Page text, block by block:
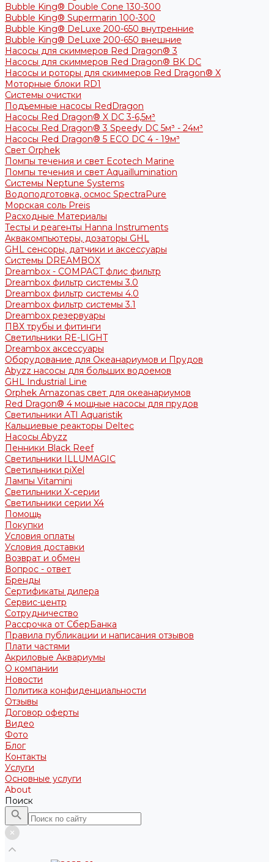
Bubble King® Double Cone 130-300
Bubble King® Supermarin 100-300
Bubble King® DeLuxe 200-650 внутренние
Bubble King® DeLuxe 200-650 внешние
Насосы для скиммеров Red Dragon® 3
Насосы для скиммеров Red Dragon® BK DC
Насосы и роторы для скиммеров Red Dragon® X
Моторные блоки RD1
Системы очистки
Подъемные насосы RedDragon
Насосы Red Dragon® X DC 3-6,5м³
Насосы Red Dragon® 3 Speedy DC 5м³ - 24м³
Насосы Red Dragon® 5 ECO DC 4 - 19м³
Свет Orphek
Помпы течения и свет Ecotech Marine
Помпы течения и свет Aquaillumination
Системы Neptune Systems
Водоподготовка, осмос SpectraPure
Морская соль Preis
Расходные Материалы
Тесты и реагенты Hanna Instruments
Аквакомпьютеры, дозаторы GHL
GHL сенсоры, датчики и аксессуары
Системы DREAMBOX
Dreambox - COMPACT флис фильтр
Dreambox фильтр системы 3.0
Dreambox фильтр системы 4.0
Dreambox фильтр системы 3.1
Dreambox резервуары
ПВХ трубы и фитинги
Светильники RE-LIGHT
Dreambox аксессуары
Оборудование для Океанариумов и Прудов
Abyzz насосы для больших водоемов
GHL Industrial Line
Orphek Amazonas свет для океанариумов
Red Dragon® 4 мощные насосы для прудов
Светильники ATI Aquaristik
Кальциевые реакторы Deltec
Насосы Abyzz
Пенники Black Reef
Светильники ILLUMAGIC
Светильники piXel
Лампы Vitamini
Светильники X-серии
Светильники серии X4
Помощь
Покупки
Условия оплаты
Условия доставки
Возврат и обмен
Вопрос - ответ
Бренды
Сертификаты дилера
Сервис-центр
Сотрудничество
Рассрочка от СберБанка
Правила публикации и написания отзывов
Плати частями
Акриловые Аквариумы
О компании
Новости
Политика конфиденциальности
Отзывы
Договор оферты
Видео
Фото
Блог
Контакты
Услуги
Основные услуги
About
Поиск